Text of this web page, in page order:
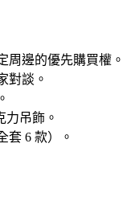
周邊的優先購買權。
對談。
吊飾。
套 6 款）。